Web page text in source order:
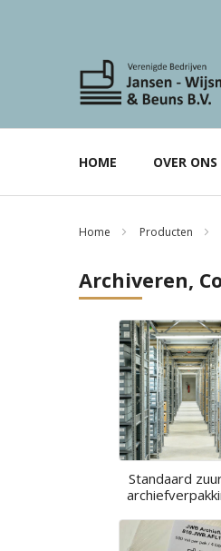
HOME OVER ONS
Home Producten
Archiveren,
Standaard